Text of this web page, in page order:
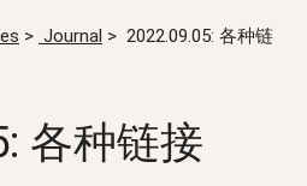
> Journal > 2022.09.05: 各种链
各种链接